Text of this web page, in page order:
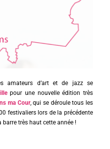
amateurs d’art et de jazz se
pour une nouvelle édition très
ma Cour, qui se déroule tous les
festivaliers lors de la précédente
très haut cette année !